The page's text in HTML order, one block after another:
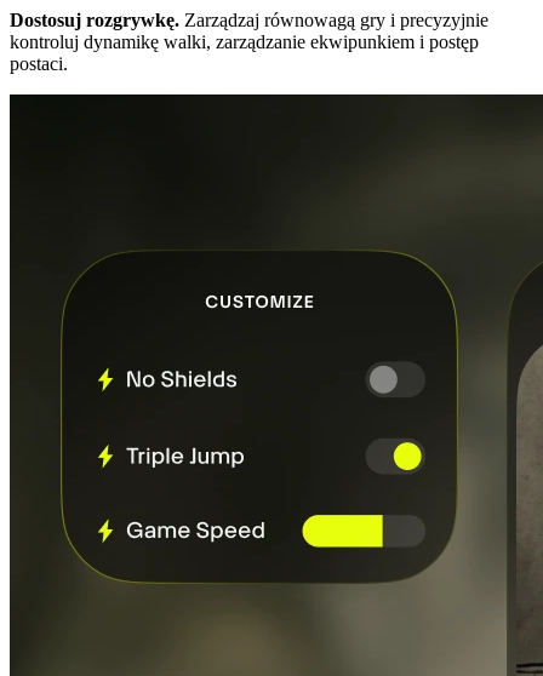
Dostosuj rozgrywkę. Zarządzaj równowagą gry i precyzyjnie
kontroluj dynamikę walki, zarządzanie ekwipunkiem i postęp
postaci.